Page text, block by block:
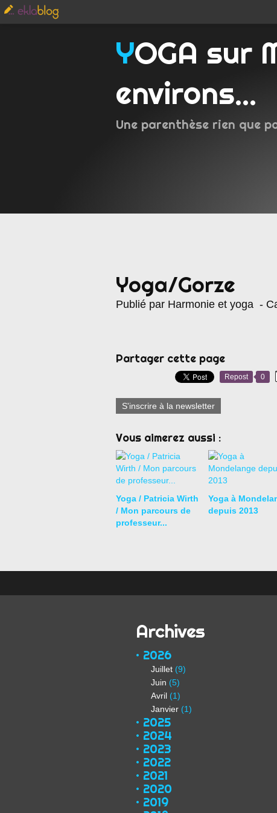
YOGA sur Metz et
environs...
Une parenthèse rien que
Yoga/Gorze
Publié par Harmonie et yoga -
Partager cette page
Repost 0
S'inscrire à la newsletter
Vous aimerez aussi :
Yoga / Patricia Wirth
/ Mon parcours de
professeur...
Yoga à
depuis 2013
Archives
2026
Juillet (9)
Juin (5)
Avril (1)
Janvier (1)
2025
2024
2023
2022
2021
2020
2019